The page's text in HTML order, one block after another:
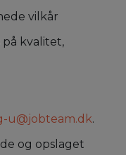
vilkår
kvalitet,
u@jobteam.dk.
og opslaget